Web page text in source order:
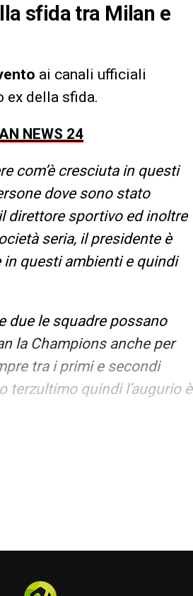
sfida tra Milan e
ai canali ufficiali
ex della sfida.
NEWS 24
com’è cresciuta in questi
dove sono stato
direttore sportivo ed inoltre
seria, il presidente è
questi ambienti e quindi
due le squadre possano
la Champions anche per
tra i primi e secondi
terzultimo quindi l’augurio è
Io preferisco averlo,